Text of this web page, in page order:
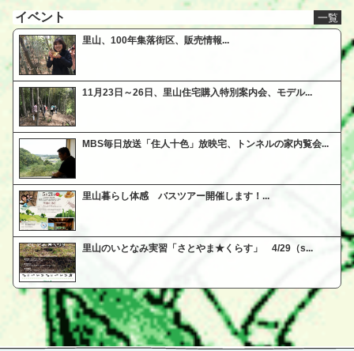
イベント 一覧
里山、100年集落街区、販売情報...
11月23日～26日、里山住宅購入特別案内会、モデル...
MBS毎日放送「住人十色」放映宅、トンネルの家内覧会...
里山暮らし体感 バスツアー開催します！...
里山のいとなみ実習「さとやま★くらす」 4/29（s...